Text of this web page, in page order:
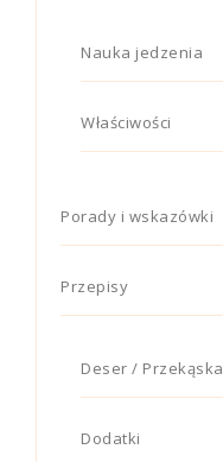
Nauka jedzenia
Właściwości
Porady i wskazówki
Przepisy
Deser / Przekąska
Dodatki